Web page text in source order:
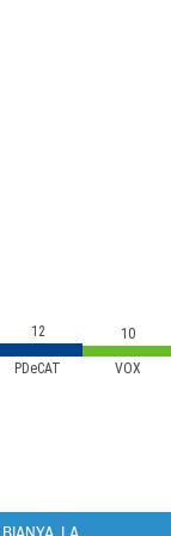
PDeCAT VOX
12 10